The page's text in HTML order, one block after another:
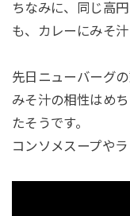
ちなみに、同じ高
も、カレーにみそ汁
先日ニューバーグ
みそ汁の相性はめ
たそうです。
コンソメスープや